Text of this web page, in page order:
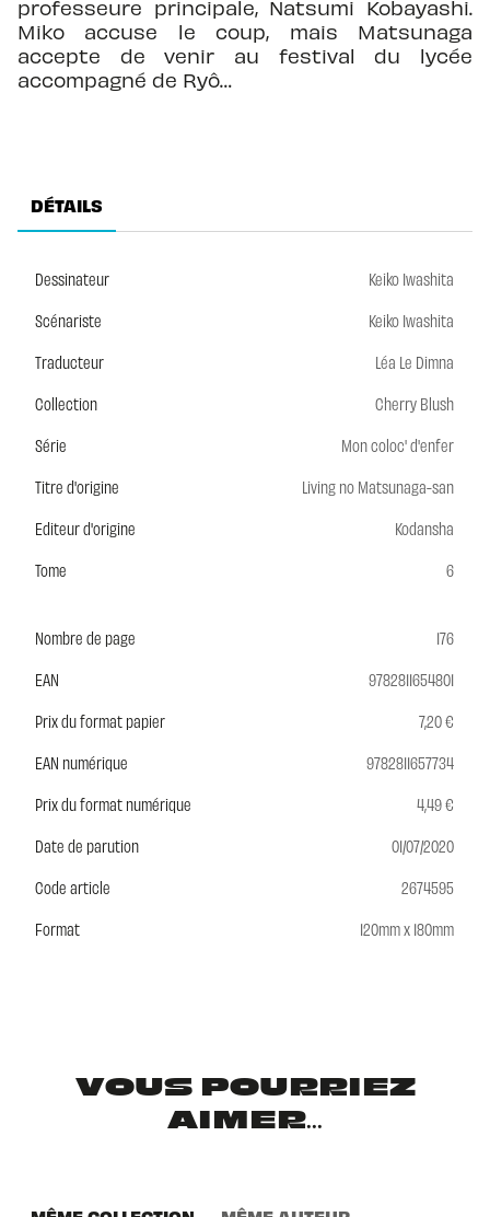
professeure principale, Natsumi Kobayashi.
Miko accuse le coup, mais Matsunaga
accepte de venir au festival du lycée
accompagné de Ryô…
DÉTAILS
Dessinateur
Keiko Iwashita
Scénariste
Keiko Iwashita
Traducteur
Léa Le Dimna
Collection
Cherry Blush
Série
Mon coloc' d'enfer
Titre d'origine
Living no Matsunaga-san
Editeur d'origine
Kodansha
Tome
6
Nombre de page
176
EAN
9782811654801
Prix du format papier
7,20 €
EAN numérique
9782811657734
Prix du format numérique
4,49 €
Date de parution
01/07/2020
Code article
2674595
Format
120mm x 180mm
VOUS POURRIEZ
AIMER...